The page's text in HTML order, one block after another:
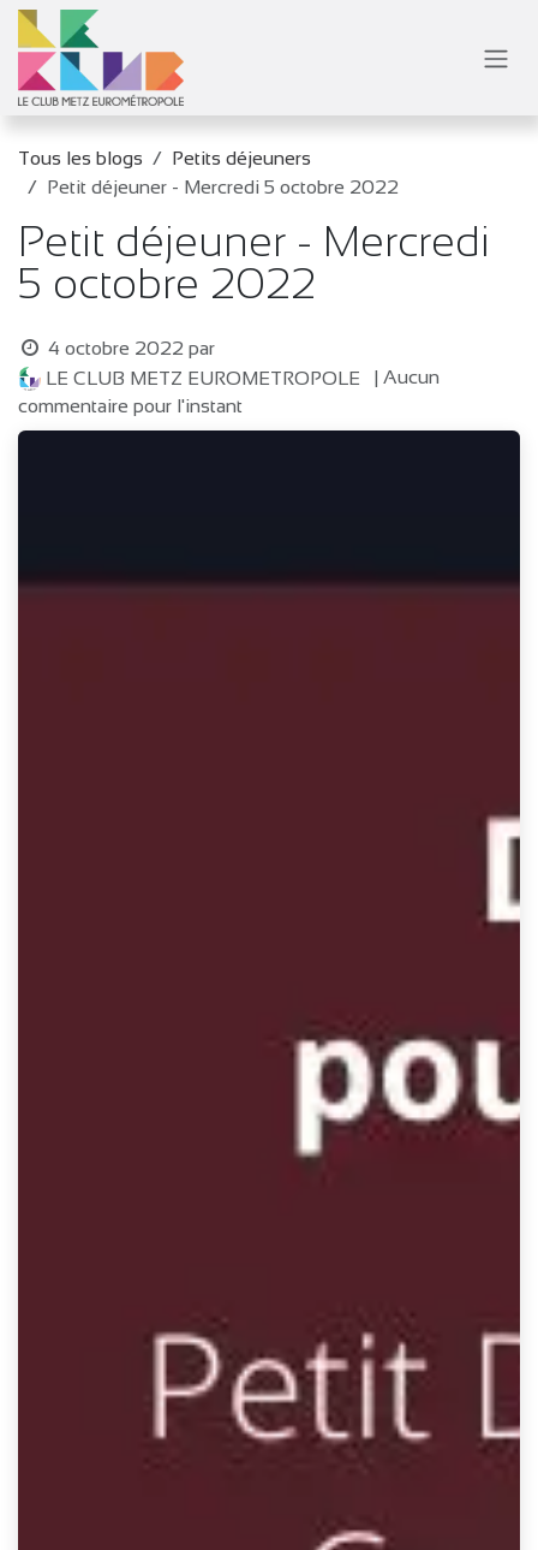
Se rendre au contenu
Tous les blogs
Petits déjeuners
Petit déjeuner - Mercredi 5 octobre 2022
Petit déjeuner - Mercredi
5 octobre 2022
4 octobre 2022 par
LE CLUB METZ EUROMETROPOLE
| Aucun
commentaire pour l'instant